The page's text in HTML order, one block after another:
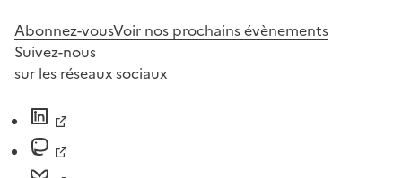
Abonnez-vousVoir nos prochains évènements
Suivez-nous
sur les réseaux sociaux